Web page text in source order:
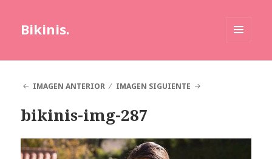
Bikinis.
IMAGEN ANTERIOR
IMAGEN SIGUIENTE
bikinis-img-287